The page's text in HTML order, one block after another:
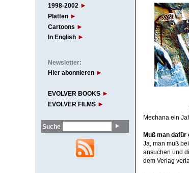
1998-2002
Platten
Cartoons
In English
Newsletter:
Hier abonnieren
EVOLVER BOOKS
EVOLVER FILMS
Suche
Mechana ein
Muß man dafür
Ja, man muß
ansuchen und
dem Verlag